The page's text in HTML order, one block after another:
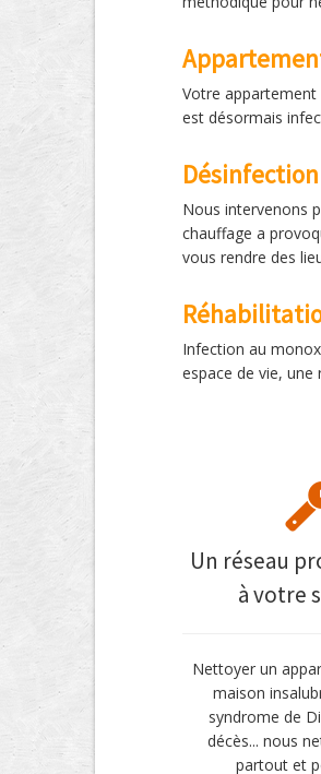
Votre appartement
est désormais
Nous intervenons
chauffage a
vous rendre des
Infection au
espace de vie,
Un réseau
à votre
Nettoyer un
maison
syndrome de
décès... nous
partout et